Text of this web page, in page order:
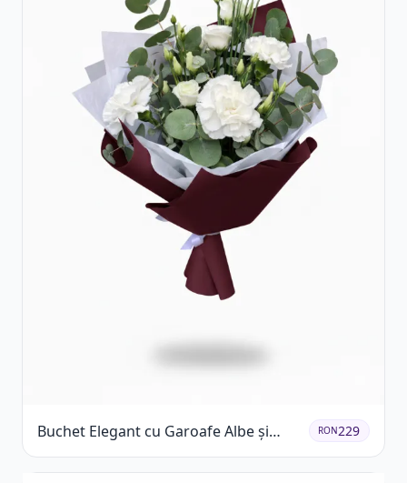
Buchet Elegant cu Garoafe Albe și
Eucalipt
RON229